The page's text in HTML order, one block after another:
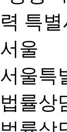
서울특
법률상